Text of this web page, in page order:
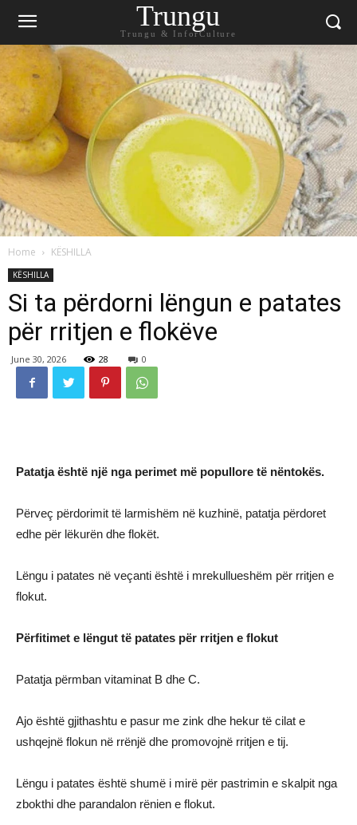
Trungu
Trungu & InforCulture
Home KËSHILLA
KËSHILLA
Si ta përdorni lëngun e patates
për rritjen e flokëve
June 30, 2026 28 0
Patatja është një nga perimet më popullore të nëntokës.
Përveç përdorimit të larmishëm në kuzhinë, patatja përdoret
edhe për lëkurën dhe flokët.
Lëngu i patates në veçanti është i mrekullueshëm për rritjen e
flokut.
Përfitimet e lëngut të patates për rritjen e flokut
Patatja përmban vitaminat B dhe C.
Ajo është gjithashtu e pasur me zink dhe hekur të cilat e
ushqejnë flokun në rrënjë dhe promovojnë rritjen e tij.
Lëngu i patates është shumë i mirë për pastrimin e skalpit nga
zbokthi dhe parandalon rënien e flokut.